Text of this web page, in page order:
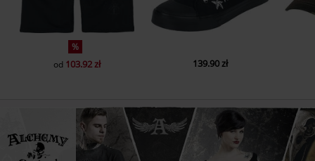
%
od 103.92 zł 139.90 zł